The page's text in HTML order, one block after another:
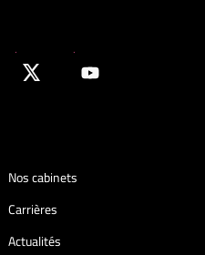
Nos cabinets
Carrières
Actualités